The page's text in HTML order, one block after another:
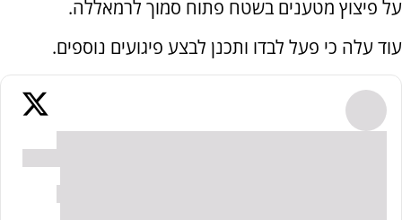
על פיצוץ מטענים בשטח פתוח סמוך לרמאללה.
עוד עלה כי פעל לבדו ותכנן לבצע פיגועים נוספים.